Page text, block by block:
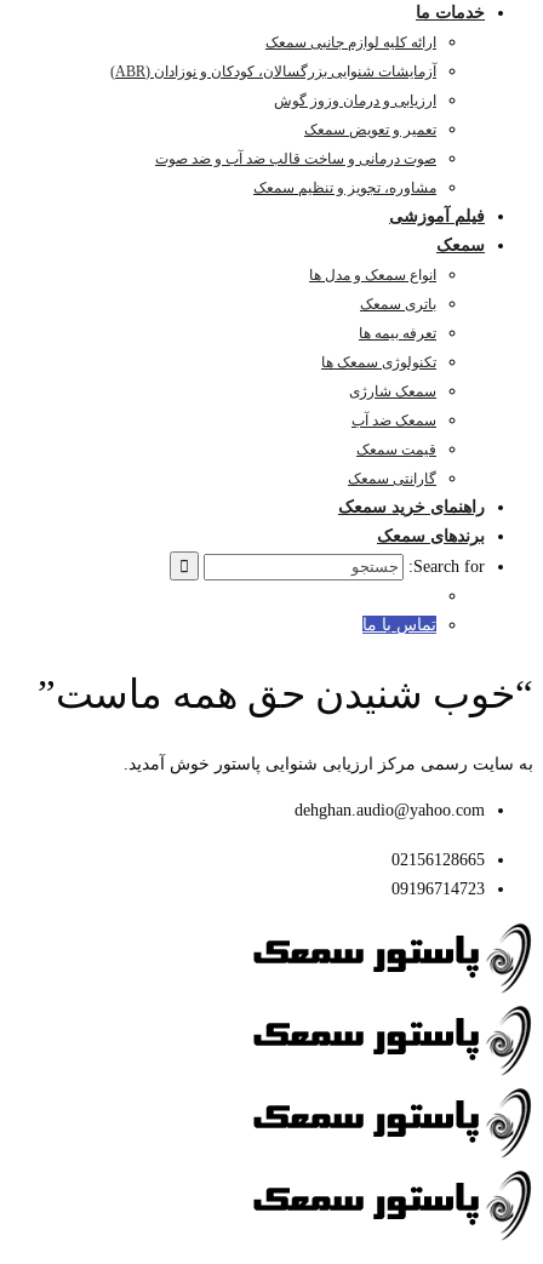
خدمات ما
ارائه کلیه لوازم جانبی سمعک
آزمایشات شنوایی بزرگسالان، کودکان و نوزادان (ABR)
ارزیابی و درمان وزوز گوش
تعمیر و تعویض سمعک
صوت درمانی و ساخت قالب ضد آب و ضد صوت
مشاوره، تجویز و تنظیم سمعک
فیلم آموزشی
سمعک
انواع سمعک و مدل ها
باتری سمعک
تعرفه بیمه ها
تکنولوژی سمعک ها
سمعک شارژی
سمعک ضد آب
قیمت سمعک
گارانتی سمعک
راهنمای خرید سمعک
برندهای سمعک
Search for:
تماس با ما
“خوب شنیدن حق همه ماست”
به سایت رسمی مرکز ارزیابی شنوایی پاستور خوش آمدید.
dehghan.audio@yahoo.com
02156128665
09196714723